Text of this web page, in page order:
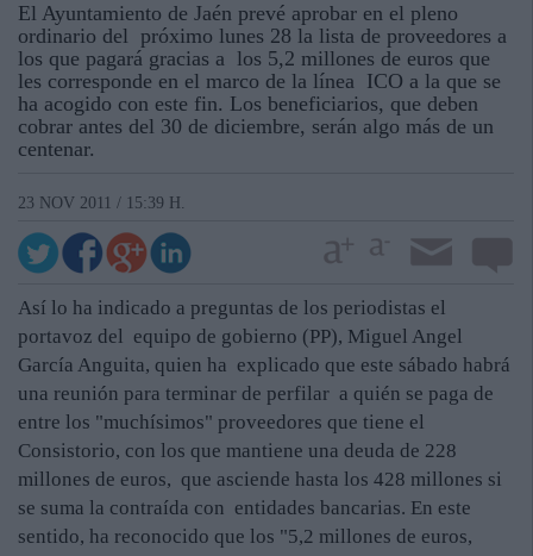
El Ayuntamiento de Jaén prevé aprobar en el pleno
ordinario del próximo lunes 28 la lista de proveedores a
los que pagará gracias a los 5,2 millones de euros que
les corresponde en el marco de la línea ICO a la que se
ha acogido con este fin. Los beneficiarios, que deben
cobrar antes del 30 de diciembre, serán algo más de un
centenar.
23 NOV 2011 / 15:39 H.
Así lo ha indicado a preguntas de los periodistas el
portavoz del equipo de gobierno (PP), Miguel Angel
García Anguita, quien ha explicado que este sábado habrá
una reunión para terminar de perfilar a quién se paga de
entre los "muchísimos" proveedores que tiene el
Consistorio, con los que mantiene una deuda de 228
millones de euros, que asciende hasta los 428 millones si
se suma la contraída con entidades bancarias. En este
sentido, ha reconocido que los "5,2 millones de euros,